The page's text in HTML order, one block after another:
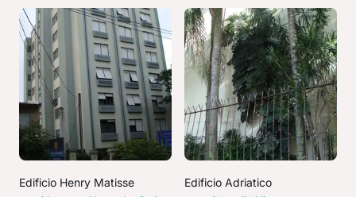
Edificio Henry Matisse Edificio Adriatico